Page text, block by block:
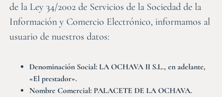
de la Ley 34/2002 de Servicios de la Sociedad de la
Información y Comercio Electrónico, informamos al
usuario de nuestros datos:
Denominación Social: LA OCHAVA II S.L., en adelante,
«El prestador».
Nombre Comercial: PALACETE DE LA OCHAVA.